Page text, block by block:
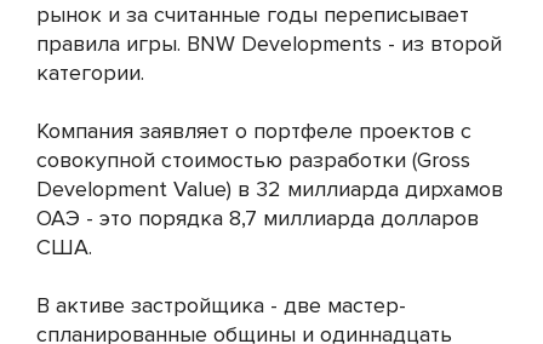
рынок и за считанные годы переписывает
правила игры. BNW Developments - из второй
категории.
Компания заявляет о портфеле проектов с
совокупной стоимостью разработки (Gross
Development Value) в 32 миллиарда дирхамов
ОАЭ - это порядка 8,7 миллиарда долларов
США.
В активе застройщика - две мастер-
спланированные общины и одиннадцать